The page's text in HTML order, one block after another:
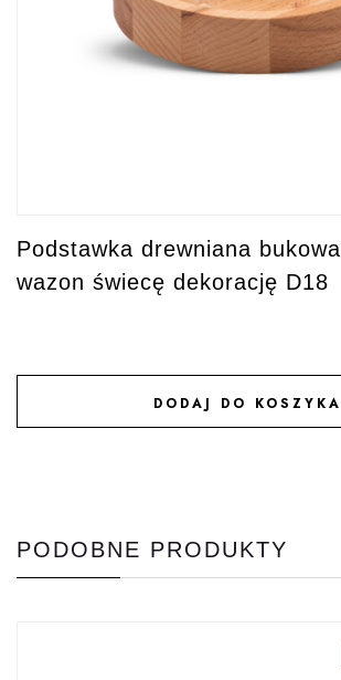
Podstawka drewniana
wazon świecę dekorację D18
DODAJ DO KOSZYKA
DODAJ DO
PODOBNE PRODUKTY